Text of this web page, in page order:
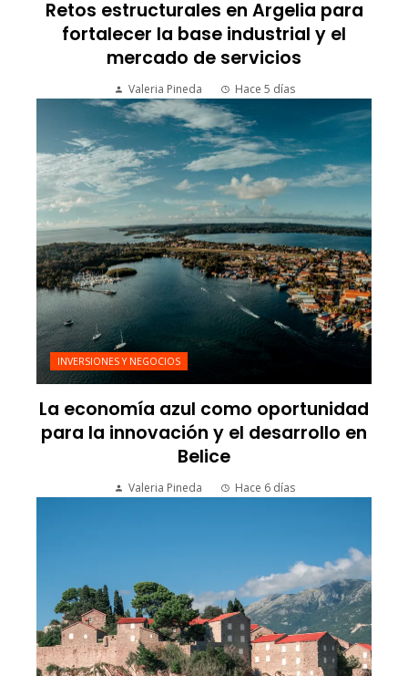
Retos estructurales en Argelia para
fortalecer la base industrial y el
mercado de servicios
Valeria Pineda Hace 5 días
INVERSIONES Y NEGOCIOS
La economía azul como oportunidad
para la innovación y el desarrollo en
Belice
Valeria Pineda Hace 6 días